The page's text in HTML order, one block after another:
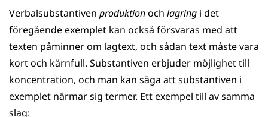
Verbalsubstantiven produktionoch lagring i det
föregående exemplet kan också försvaras med att
texten påminner om lagtext, och sådan text måste vara
kort och kärnfull. Substantiven erbjuder möjlighet till
koncentration, och man kan säga att substantiven i
exemplet närmar sig termer. Ett exempel till av samma
slag: